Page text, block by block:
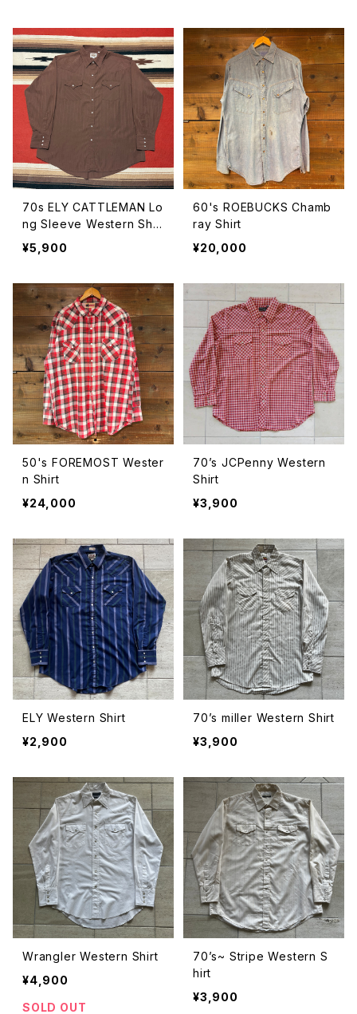
70s ELY CATTLEMAN Lo
ng Sleeve Western Shir
t size XL
¥5,900
60's ROEBUCKS Chamb
ray Shirt
¥20,000
50's FOREMOST Wester
n Shirt
¥24,000
70’s JCPenny Western
Shirt
¥3,900
ELY Western Shirt
¥2,900
70’s miller Western Shirt
¥3,900
Wrangler Western Shirt
¥4,900
SOLD OUT
70’s~ Stripe Western S
hirt
¥3,900